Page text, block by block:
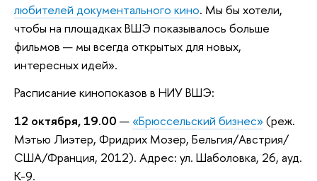
любителей документального кино. Мы бы хотели,
чтобы на площадках ВШЭ показывалось больше
фильмов — мы всегда открытых для новых,
интересных идей».
Расписание кинопоказов в НИУ ВШЭ:
12 октября, 19.00 — «Брюссельский бизнес»(реж.
Мэтью Лиэтер, Фридрих Мозер, Бельгия/Австрия/
США/Франция, 2012). Адрес: ул. Шаболовка, 26, ауд.
К-9.